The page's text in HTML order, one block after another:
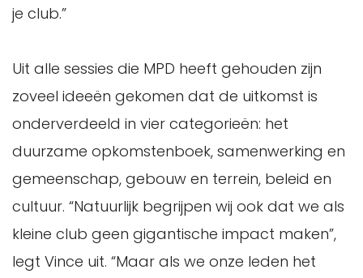
je club.”
Uit alle sessies die MPD heeft gehouden zijn
zoveel ideeën gekomen dat de uitkomst is
onderverdeeld in vier categorieën: het
duurzame opkomstenboek, samenwerking en
gemeenschap, gebouw en terrein, beleid en
cultuur. “Natuurlijk begrijpen wij ook dat we als
kleine club geen gigantische impact maken”,
legt Vince uit. “Maar als we onze leden het